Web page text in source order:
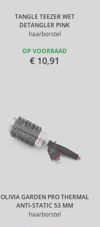
TANGLE TEEZER WET
DETANGLER PINK
haarborstel
OP VOORRAAD
€ 10,91
OLIVIA GARDEN PRO THERMAL
ANTI-STATIC 53 MM
haarborstel